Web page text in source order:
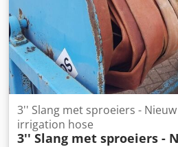
3'' Slang met sproeiers - Nieuw
irrigation hose
3'' Slang met sproeiers -